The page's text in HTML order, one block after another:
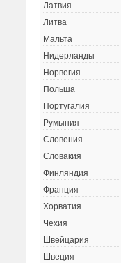
Латвия
Литва
Мальта
Нидерланды
Норвегия
Польша
Португалия
Румыния
Словения
Словакия
Финляндия
Франция
Хорватия
Чехия
Швейцария
Швеция